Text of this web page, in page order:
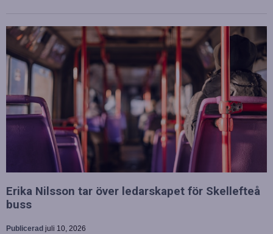
Erika Nilsson tar över ledarskapet för Skellefteå
buss
Publicerad juli 10, 2026